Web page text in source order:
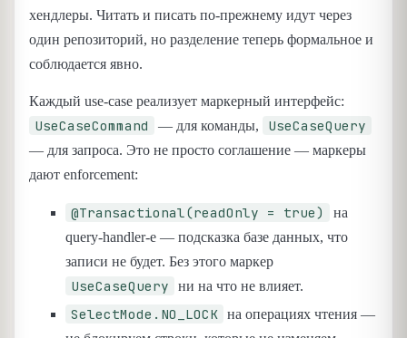
хендлеры. Читать и писать по-прежнему идут через
один репозиторий, но разделение теперь формальное и
соблюдается явно.
Каждый use-case реализует маркерный интерфейс:
UseCaseCommand — для команды, UseCaseQuery
— для запроса. Это не просто соглашение — маркеры
дают enforcement:
@Transactional(readOnly = true)
на
query-handler-е — подсказка базе данных, что
записи не будет. Без этого маркер
UseCaseQuery ни на что не влияет.
SelectMode.NO_LOCK на операциях чтения —